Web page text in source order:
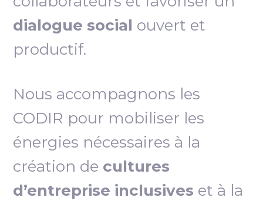
dialogue social ouvert et
productif.
Nous accompagnons les
CODIR pour mobiliser les
énergies nécessaires à la
création de cultures
d’entreprise inclusives et à la